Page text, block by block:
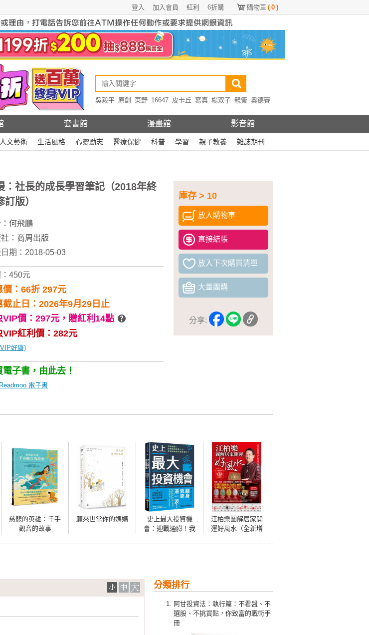
購物車 ( 0 )
6折購
紅利
加入會員
登入
吳毅平 原創 東野 16647 皮卡丘 寫真 楊双子 親簽 奧德賽
套書館 漫畫館 影音館
人文藝術 生活風格 心靈勵志 醫療保健 科普 學習 親子教養 雜誌期刊
庫存 > 10
放入購物車
直接結帳
放入下次購買清單
大量團購
分享:
：社長的成長學習筆記（2018年終
訂版）
何飛鵬
： 商周出版
期：2018-05-03
450元
價：66折 297元
截止日：2026年9月29日止
VIP價：297元， 贈紅利14點
VIP紅利價：282元
好康)
電子書，由此去！
Readmoo 電子書
慈悲的英雄：千手
觀音的故事
願來世當你的媽媽
史上最大投資機
會：迎戰通膨！我
江柏樂圖解居家開
運好風水（全新增
分類排行
阿甘投資法：執行篇：不看盤、不
選股、不挑買點，你致富的戰術手
冊